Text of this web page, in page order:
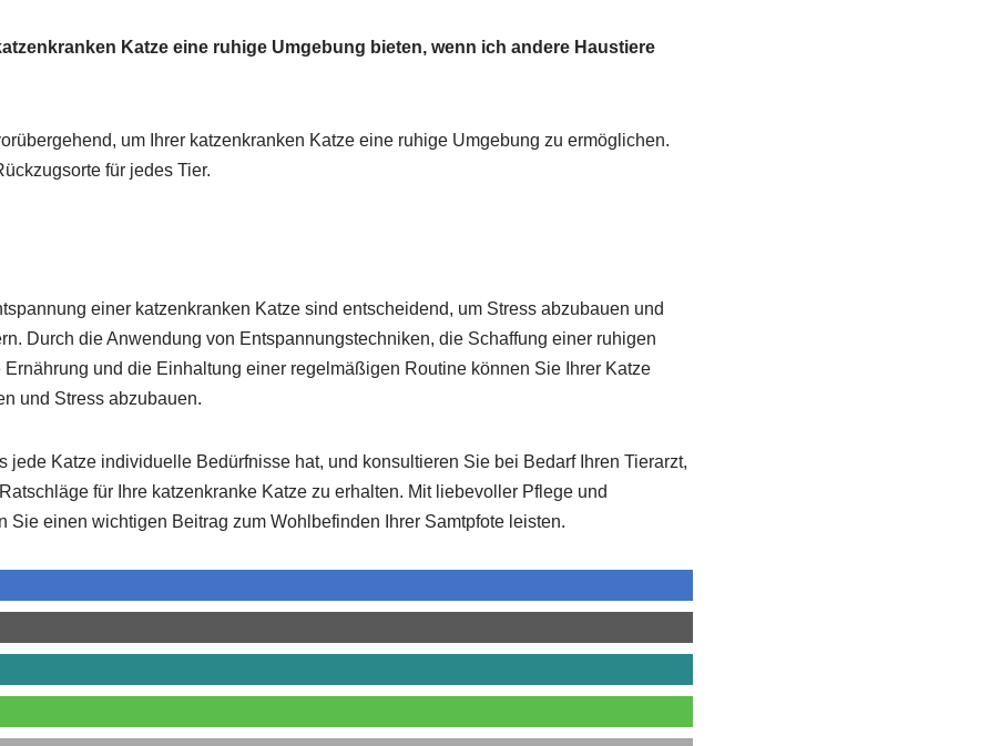
Katze eine ruhige Umgebung bieten, wenn ich andere Haustiere
um Ihrer katzenkranken Katze eine ruhige Umgebung zu ermöglichen.
für jedes Tier.
einer katzenkranken Katze sind entscheidend, um Stress abzubauen und
Durch die Anwendung von Entspannungstechniken, die Schaffung einer ruhigen
und die Einhaltung einer regelmäßigen Routine können Sie Ihrer Katze
und Stress abzubauen.
jede Katze individuelle Bedürfnisse hat, und konsultieren Sie bei Bedarf Ihren Tierarzt,
für Ihre katzenkranke Katze zu erhalten. Mit liebevoller Pflege und
Sie einen wichtigen Beitrag zum Wohlbefinden Ihrer Samtpfote leisten.